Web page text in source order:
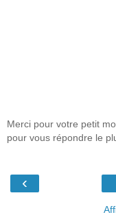
Merci pour votre petit
pour vous répondre le
‹